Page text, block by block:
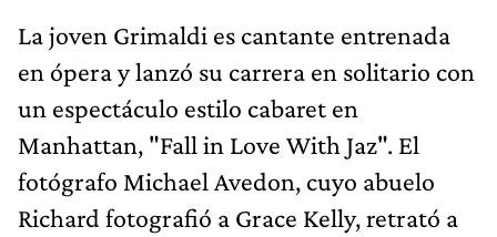
La joven Grimaldi es cantante entrenada
en ópera y lanzó su carrera en solitario con
un espectáculo estilo cabaret en
Manhattan, "Fall in Love With Jaz". El
fotógrafo Michael Avedon, cuyo abuelo
Richard fotografió a Grace Kelly, retrató a